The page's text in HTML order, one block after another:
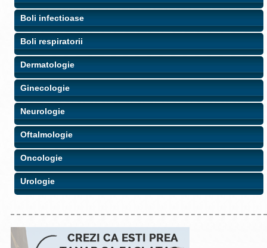
Boli infectioase
Boli respiratorii
Dermatologie
Ginecologie
Neurologie
Oftalmologie
Oncologie
Urologie